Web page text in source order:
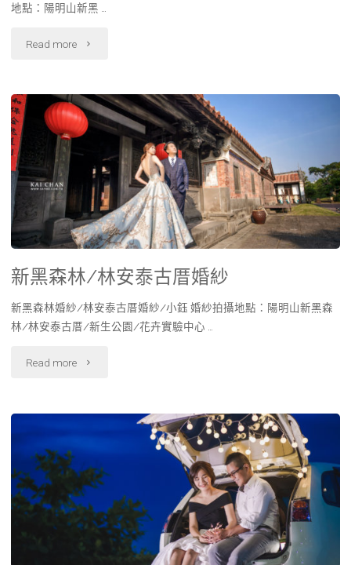
地點：陽明山新黑 …
Read more
新黑森林/林安泰古厝婚紗
新黑森林婚紗/林安泰古厝婚紗/小鈺 婚紗拍攝地點：陽明山新黑森
林/林安泰古厝/新生公園/花卉實驗中心 …
Read more